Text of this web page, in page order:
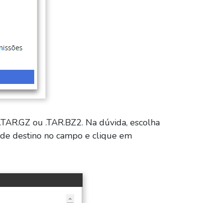
ou .TAR.BZ2. Na dúvida, escolha
destino no campo e clique em